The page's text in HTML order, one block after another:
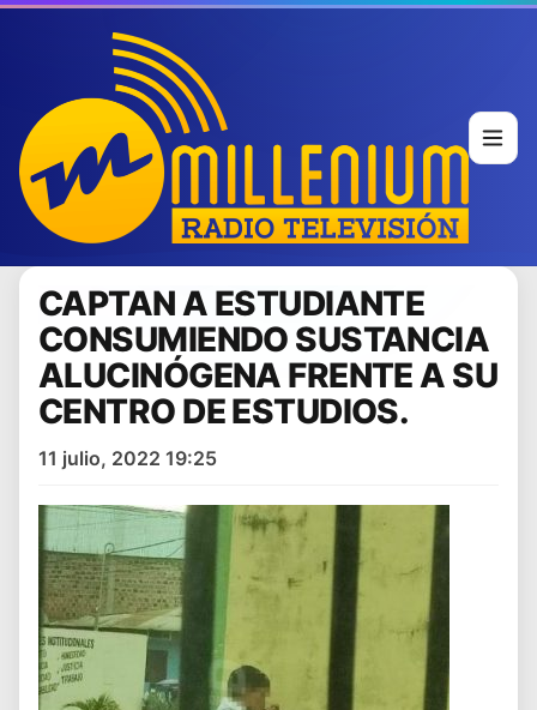
CAPTAN A ESTUDIANTE
CONSUMIENDO SUSTANCIA
ALUCINÓGENA FRENTE A SU
CENTRO DE ESTUDIOS.
11 julio, 2022 19:25